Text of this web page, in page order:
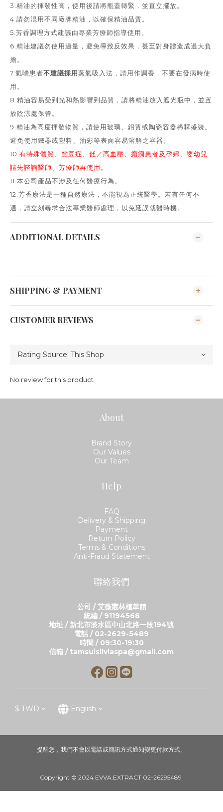
3.精油的揮發性高，使用後請將瓶蓋轉緊，並直立擺放。
4.請勿混用不同廠牌精油，以確保精油品質。
5.芳香調理方式建議由專業芳療師指導使用。
6.精油建議勿使用過量，避免導致反效果，甚至對身體造成過大負
擔。
7.氣喘患者不建議採用蒸氣吸入法，請用作調養，不要在發病時使
用。
8.精油容易受到光和熱影響到品質，請將精油放入遮光瓶中，並置
放陰涼處保管。
9.精油為高度揮發物質，請使用玻璃、鋁質或陶瓷容器稀釋盛裝。
避免使用鐵器或塑料、油彩等表面容易溶解之容器。
10.有特殊體質、蠶豆症、低／高血壓、癲癇患者及孕婦、嬰幼兒
請先諮詢醫師、芳療師再使用。
11.本公司產品不涉及任何醫療行為。
12.芳香療法是一種自然療法，不能視為正統醫學。若有任何不
適，請立刻尋求合法專業醫師處理，以免延誤就醫時機。
ADDITIONAL DETAILS
SHIPPING & PAYMENT
CUSTOMER REVIEWS
No review for this product
About
Brand Story
Our Values
Our Team
Help
FAQ
Delivery & Shipping
Payment
Return Policy
Terms & Conditions
Anti-Fraud Statement
聯絡我們
公司 / 艾薇叢林植萃館
統編 / 91194568
地址 / 新北市淡水區中山北路一段194號
電話 / 02-2629-5489
時間 / 09:30-19:30
信箱 / tamsuisilviaspa@gmail.com
$ TWD English
提醒您，我們不會以電話或簡訊方式通知變更付款方式。
Copyright © 2024 EVVA.EXTRACT 02-26295489